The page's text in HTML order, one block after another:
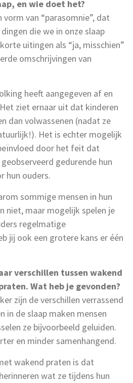
en wie doet het?
vorm van “parasomnie”, dat
die we in onze slaap
uitingen als “ja, misschien”
omschrijvingen van
heeft aangegeven af en
ziet ernaar uit dat kinderen
dan volwassenen (nadat ze
Het is echter mogelijk
door het feit dat
gedurende hun
hun ouders.
sommige mensen in hun
niet, maar mogelijk spelen je
regelmatige
jij ook een grotere kans er één
verschillen tussen wakend
Wat heb je gevonden?
zijn de verschillen verrassend
in de slaap maken mensen
ze bijvoorbeeld geluiden.
en minder samenhangend.
wakend praten is dat
wat ze tijdens hun